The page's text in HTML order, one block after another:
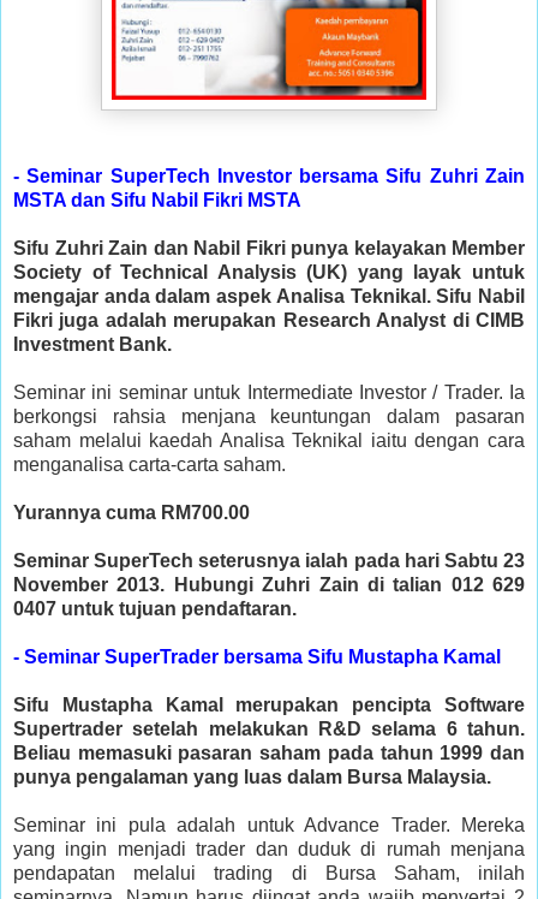
- Seminar SuperTech Investor bersama Sifu Zuhri Zain
MSTA dan Sifu Nabil Fikri MSTA
Sifu Zuhri Zain dan Nabil Fikri punya kelayakan Member
Society of Technical Analysis (UK) yang layak untuk
mengajar anda dalam aspek Analisa Teknikal. Sifu Nabil
Fikri juga adalah merupakan Research Analyst di CIMB
Investment Bank.
Seminar ini seminar untuk Intermediate Investor / Trader. Ia
berkongsi rahsia menjana keuntungan dalam pasaran
saham melalui kaedah Analisa Teknikal iaitu dengan cara
menganalisa carta-carta saham.
Yurannya cuma RM700.00
Seminar SuperTech seterusnya ialah pada hari Sabtu 23
November 2013. Hubungi Zuhri Zain di talian 012 629
0407 untuk tujuan pendaftaran.
- Seminar SuperTrader bersama Sifu Mustapha Kamal
Sifu Mustapha Kamal merupakan pencipta Software
Supertrader setelah melakukan R&D selama 6 tahun.
Beliau memasuki pasaran saham pada tahun 1999 dan
punya pengalaman yang luas dalam Bursa Malaysia.
Seminar ini pula adalah untuk Advance Trader. Mereka
yang ingin menjadi trader dan duduk di rumah menjana
pendapatan melalui trading di Bursa Saham, inilah